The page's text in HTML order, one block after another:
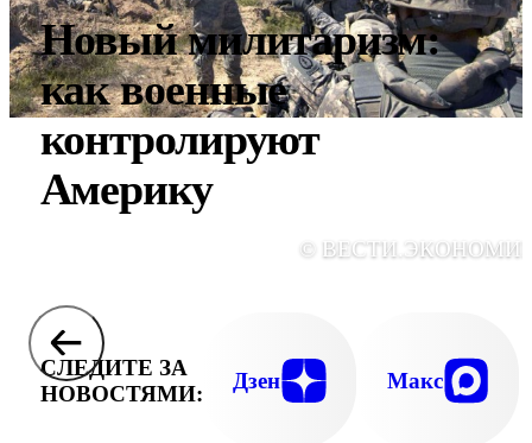
Новый милитаризм:
как военные
контролируют
Америку
©
СЛЕДИТЕ ЗА
НОВОСТЯМИ:
Дзен Макс